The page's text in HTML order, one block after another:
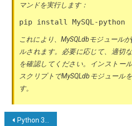
マンドを実行します：
pip install MySQL-python
これにより、MySQLdbモジュール
ルされます。必要に応じて、適切
を確認してください。インストー
スクリプトでMySQLdbモジュール
す。
投 Python 3でコード内でPythonモジュールをインストールする方法は？